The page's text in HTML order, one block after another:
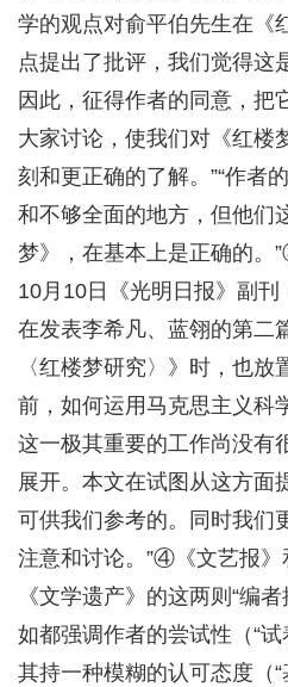
学的观点对俞平伯先生在《
点提出了批评，我们觉得这
因此，征得作者的同意，把
大家讨论，使我们对《红楼
刻和更正确的了解。”“作者
和不够全面的地方，但他们
梦》，在基本上是正确的。
10月10日《光明日报》副刊
在发表李希凡、蓝翎的第二
〈红楼梦研究〉》时，也放
前，如何运用马克思主义科
这一极其重要的工作尚没有
展开。本文在试图从这方面
可供我们参考的。同时我们
注意和讨论。”④《文艺报》
《文学遗产》的这两则“编
如都强调作者的尝试性（“试
其持一种模糊的认可态度（“